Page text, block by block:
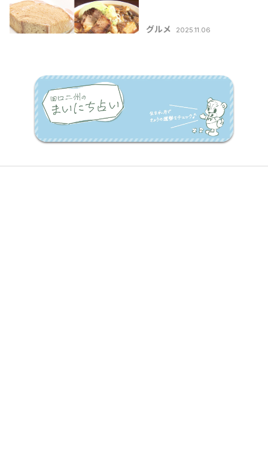
グルメ 2025.11.06